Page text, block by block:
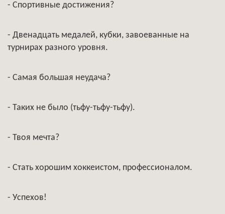
- Спортивные достижения?
- Двенадцать медалей, кубки, завоеванные на
турнирах разного уровня.
- Самая большая неудача?
- Таких не было (тьфу-тьфу-тьфу).
- Твоя мечта?
- Стать хорошим хоккеистом, профессионалом.
- Успехов!